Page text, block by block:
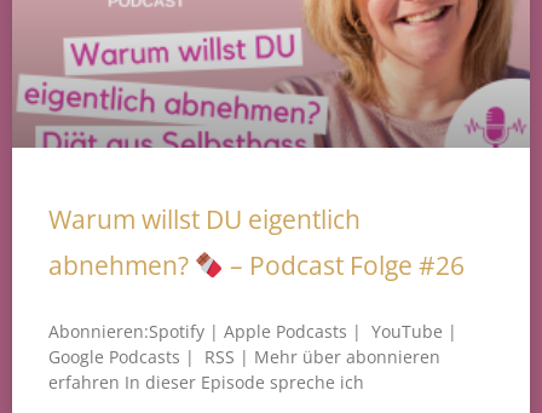
Warum willst DU eigentlich
abnehmen?
– Podcast Folge #26
Abonnieren:Spotify | Apple Podcasts | YouTube |
Google Podcasts | RSS | Mehr über abonnieren
erfahren In dieser Episode spreche ich